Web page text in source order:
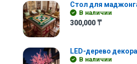
Стол для
В наличии
300,000 ₸
LED-дерево
В наличии